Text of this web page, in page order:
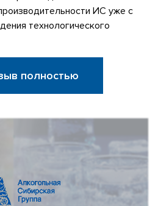
ИС уже с
технологического
полностью